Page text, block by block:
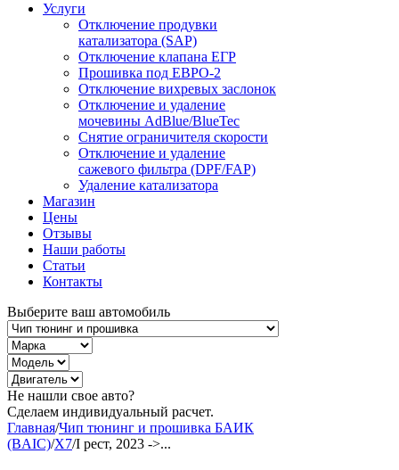
Услуги
Отключение продувки
катализатора (SAP)
Отключение клапана ЕГР
Прошивка под ЕВРО-2
Отключение вихревых заслонок
Отключение и удаление
мочевины AdBlue/BlueTec
Снятие ограничителя скорости
Отключение и удаление
сажевого фильтра (DPF/FAP)
Удаление катализатора
Магазин
Цены
Отзывы
Наши работы
Статьи
Контакты
Выберите ваш автомобиль
Не нашли свое авто?
Сделаем индивидуальный расчет.
Главная/Чип тюнинг и прошивка БАИК
(BAIC)/X7/I рест, 2023 ->...